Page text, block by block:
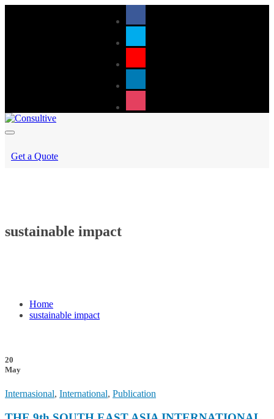
Get a Quote
sustainable impact
Home
sustainable impact
20
May
Internasional, International, Publication